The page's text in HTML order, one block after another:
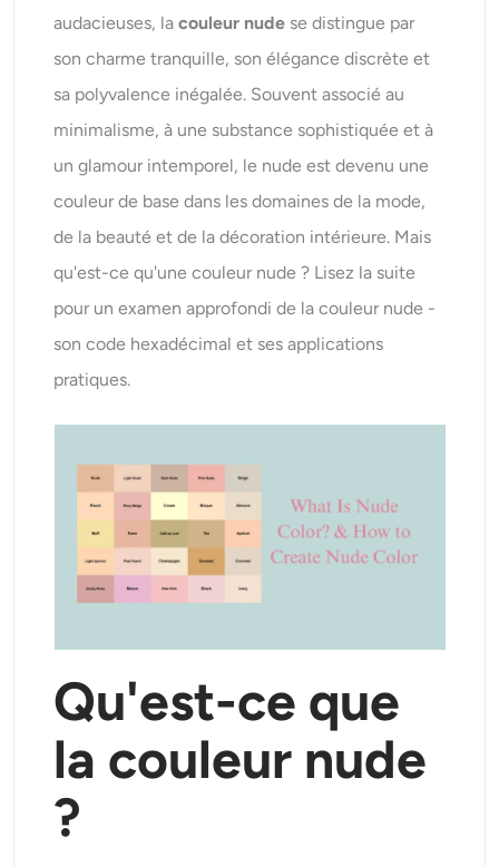
AI Recolor
Outils de portrait
Changeur de coiffure
Changeur de vêtements
Filtre AI
Générateur de tirs à la tête IA
Créateur de photos d’identité
Effets vidéo
Amplificateur vidéo
Suppression de filigrane vidéo
audacieuses, lacouleur nude se distingue par
son charme tranquille, son élégance discrète et
sa polyvalence inégalée. Souvent associé au
minimalisme, à une substance sophistiquée et à
un glamour intemporel, le nude est devenu une
couleur de base dans les domaines de la mode,
de la beauté et de la décoration intérieure. Mais
qu'est-ce qu'une couleur nude ? Lisez la suite
pour un examen approfondi de la couleur nude -
son code hexadécimal et ses applications
pratiques.
Qu'est-ce que
la couleur nude
?